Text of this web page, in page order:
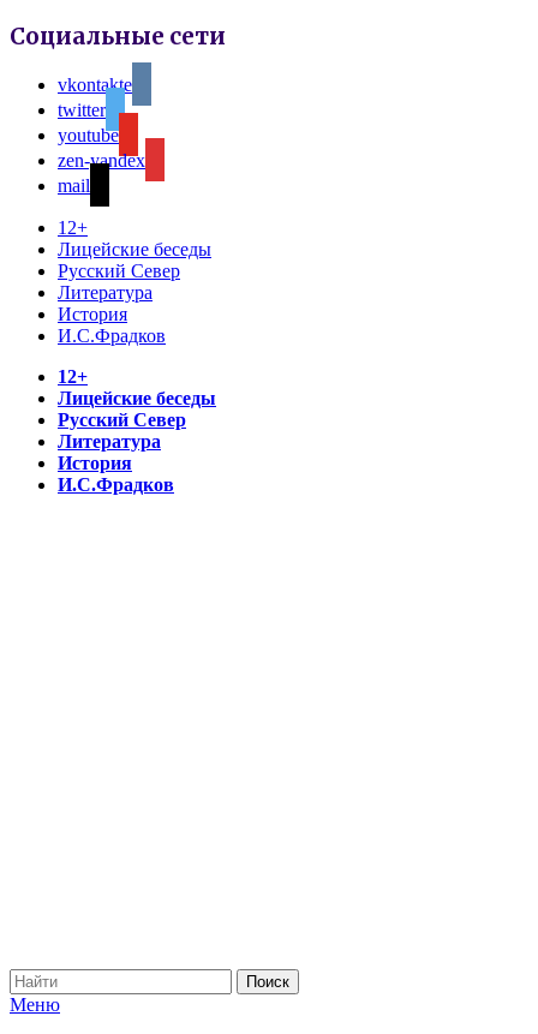
Социальные сети
vkontakte
twitter
youtube
zen-yandex
mail
12+
Лицейские беседы
Русский Север
Литература
История
И.С.Фрадков
12+
Лицейские беседы
Русский Север
Литература
История
И.С.Фрадков
Меню